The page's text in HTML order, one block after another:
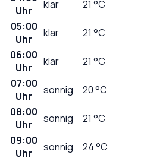
Uhr
klar 21 °C
05:00
Uhr
klar 21 °C
06:00
Uhr
klar 21 °C
07:00
Uhr
sonnig 20°C
08:00
Uhr
sonnig 21 °C
09:00
Uhr
sonnig 24°C